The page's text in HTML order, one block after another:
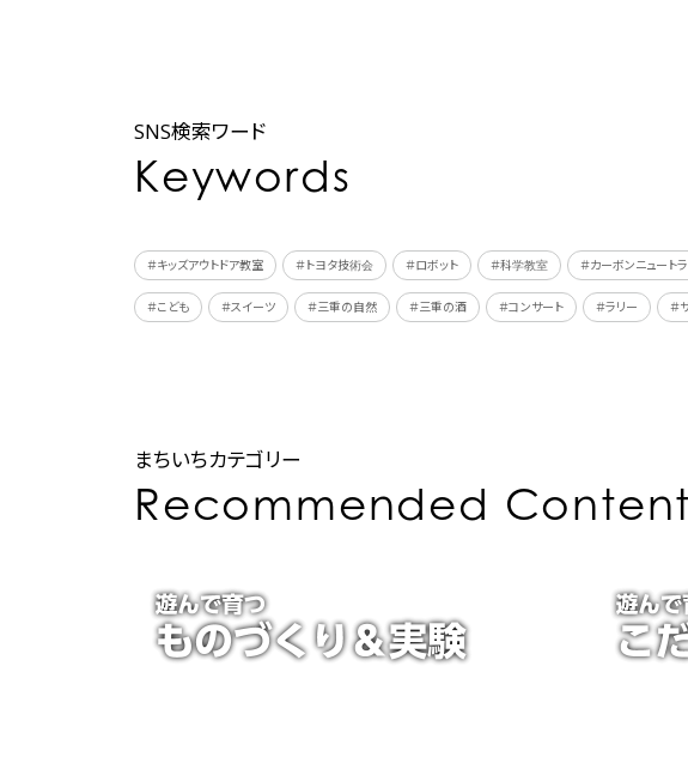
SNS検索ワード
Keywords
＃キッズアウトドア教室 ＃トヨタ技術会 ＃ロボット ＃科学教室 ＃カーボンニュート
＃こども ＃スイーツ ＃三重の自然 ＃三重の酒 ＃コンサート ＃ラリー ＃
まちいちカテゴリー
Recommended Content